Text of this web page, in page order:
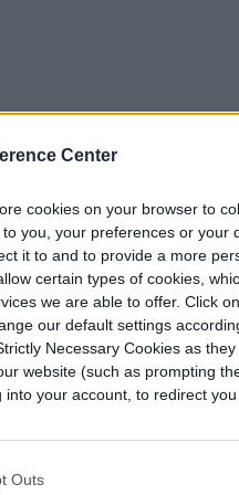
Center
cookies on your browser to
you, your preferences or your
it to and to provide a more
certain types of cookies,
we are able to offer. Click
our default settings
Necessary Cookies as
website (such as prompting
your account, to redirect
Outs
de todo tipo y completar
resumida casi cualquier
(just kidding)